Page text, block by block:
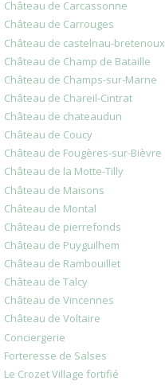
Château de Carcassonne
Château de Carrouges
Château de castelnau-bretenoux
Château de Champ de Bataille
Château de Champs-sur-Marne
Château de Chareil-Cintrat
Château de chateaudun
Château de Coucy
Château de Fougères-sur-Bièvre
Château de la Motte-Tilly
Château de Maisons
Château de Montal
Château de pierrefonds
Château de Puyguilhem
Château de Rambouillet
Château de Talcy
Château de Vincennes
Château de Voltaire
Conciergerie
Forteresse de Salses
Le Crozet Village fortifié